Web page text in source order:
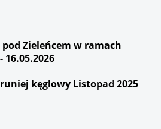
Zieleńcem w ramach
16.05.2026
kęglowy Listopad 2025